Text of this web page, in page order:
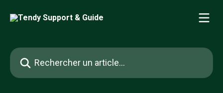
Rechercher un article...